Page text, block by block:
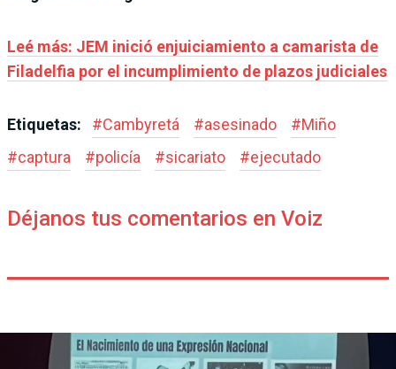
Leé más: JEM inició enjuiciamiento a camarista de
Filadelfia por el incumplimiento de plazos judiciales
Etiquetas: #Cambyretá #asesinado #Miño
#captura #policía #sicariato #ejecutado
Déjanos tus comentarios en Voiz